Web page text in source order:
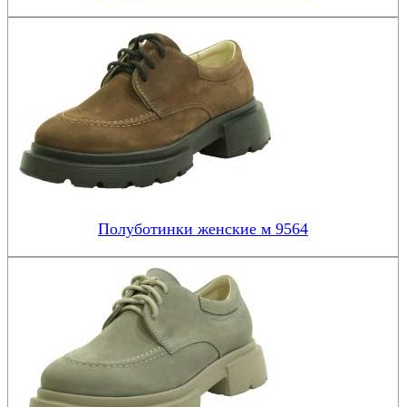
Полуботинки женские м 9564